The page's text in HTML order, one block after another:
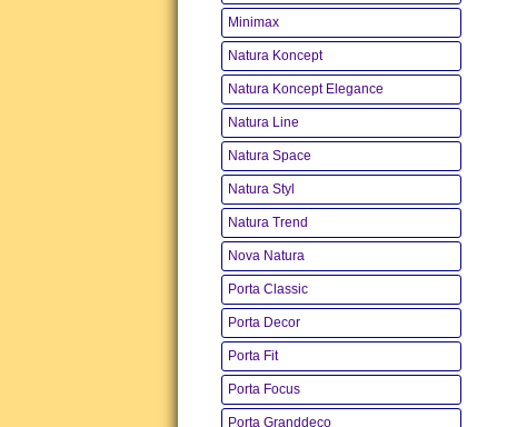
Minimax
Natura Koncept
Natura Koncept Elegance
Natura Line
Natura Space
Natura Styl
Natura Trend
Nova Natura
Porta Classic
Porta Decor
Porta Fit
Porta Focus
Porta Granddeco